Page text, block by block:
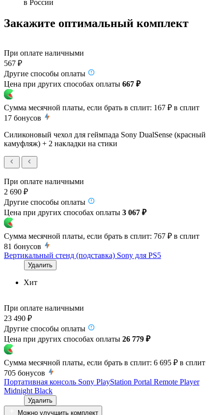
в России
Закажите оптимальный комплект
При оплате наличными
567 ₽
Другие способы оплаты
Цена при других способах оплаты 667 ₽
Сумма месячной платы, если брать в сплит: 167 ₽ в сплит
17 бонусов
Силиконовый чехол для геймпада Sony DualSense (красный
камуфляж) + 2 накладки на стики
При оплате наличными
2 690 ₽
Другие способы оплаты
Цена при других способах оплаты 3 067 ₽
Сумма месячной платы, если брать в сплит: 767 ₽ в сплит
81 бонусов
Вертикальный стенд (подставка) Sony для PS5
Удалить
Хит
При оплате наличными
23 490 ₽
Другие способы оплаты
Цена при других способах оплаты 26 779 ₽
Сумма месячной платы, если брать в сплит: 6 695 ₽ в сплит
705 бонусов
Портативная консоль Sony PlayStation Portal Remote Player
Midnight Black
Удалить
Можно улучшить комплект